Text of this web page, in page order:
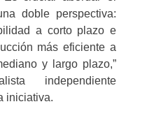
doble perspectiva:
a corto plazo e
más eficiente a
y largo plazo,”
independiente
iniciativa.